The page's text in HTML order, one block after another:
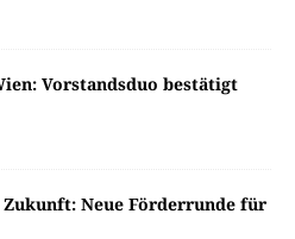
Vorstandsduo bestätigt
Neue Förderrunde für